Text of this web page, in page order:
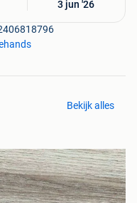
3 jun '26
Bekijk alles